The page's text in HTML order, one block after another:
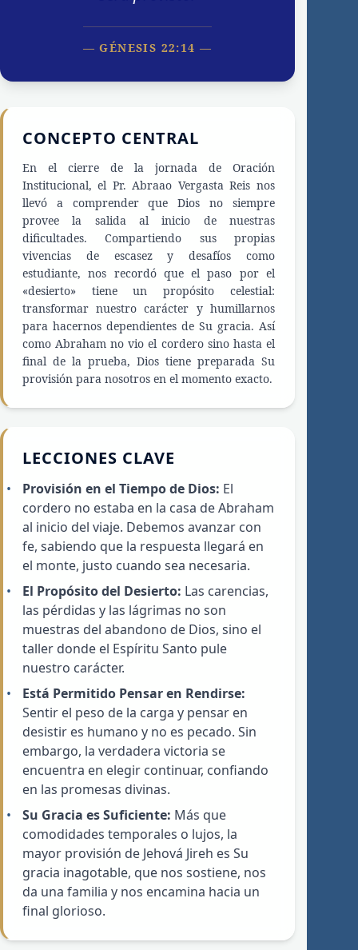
— GÉNESIS 22:14 —
CONCEPTO CENTRAL
En el cierre de la jornada de Oración
Institucional, el Pr. Abraao Vergasta Reis nos
llevó a comprender que Dios no siempre
provee la salida al inicio de nuestras
dificultades. Compartiendo sus propias
vivencias de escasez y desafíos como
estudiante, nos recordó que el paso por el
«desierto» tiene un propósito celestial:
transformar nuestro carácter y humillarnos
para hacernos dependientes de Su gracia. Así
como Abraham no vio el cordero sino hasta el
final de la prueba, Dios tiene preparada Su
provisión para nosotros en el momento exacto.
LECCIONES CLAVE
Provisión en el Tiempo de Dios: El
cordero no estaba en la casa de Abraham
al inicio del viaje. Debemos avanzar con
fe, sabiendo que la respuesta llegará en
el monte, justo cuando sea necesaria.
El Propósito del Desierto: Las carencias,
las pérdidas y las lágrimas no son
muestras del abandono de Dios, sino el
taller donde el Espíritu Santo pule
nuestro carácter.
Está Permitido Pensar en Rendirse:
Sentir el peso de la carga y pensar en
desistir es humano y no es pecado. Sin
embargo, la verdadera victoria se
encuentra en elegir continuar, confiando
en las promesas divinas.
Su Gracia es Suficiente: Más que
comodidades temporales o lujos, la
mayor provisión de Jehová Jireh es Su
gracia inagotable, que nos sostiene, nos
da una familia y nos encamina hacia un
final glorioso.